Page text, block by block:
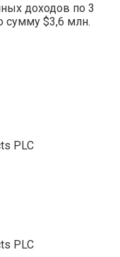
доходов по 3
сумму $3,6 млн.
PLC
PLC